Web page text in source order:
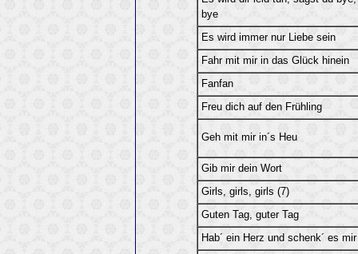
bye
Es wird immer nur Liebe sein
Fahr mit mir in das Glück hinein
Fanfan
Freu dich auf den Frühling
Geh mit mir in´s Heu
Gib mir dein Wort
Girls, girls, girls (7)
Guten Tag, guter Tag
Hab´ ein Herz und schenk´ es mir